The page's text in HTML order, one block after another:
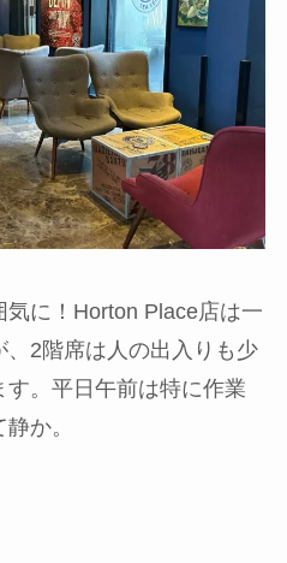
に！Horton Place店は一
2階席は人の出入りも少
。平日午前は特に作業
か。